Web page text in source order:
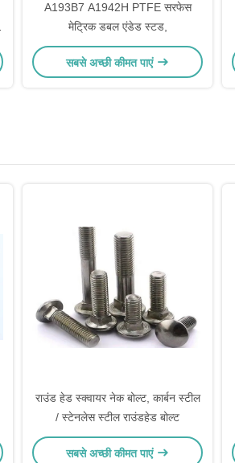
A193B7 A1942H PTFE सरफेस
मेट्रिक डबल एंडेड स्टड,
सबसे अच्छी कीमत पाएं
राउंड हेड स्क्वायर नेक बोल्ट, कार्बन स्टील
/ स्टेनलेस स्टील राउंडहेड बोल्ट
सबसे अच्छी कीमत पाएं